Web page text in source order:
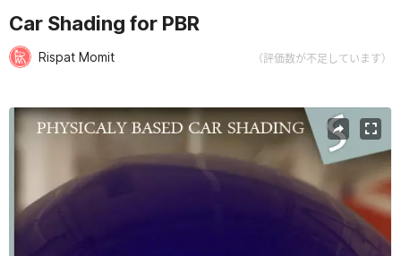
Car Shading for PBR
Rispat Momit （評価数が不足しています）
現在のスライド：1 / 23